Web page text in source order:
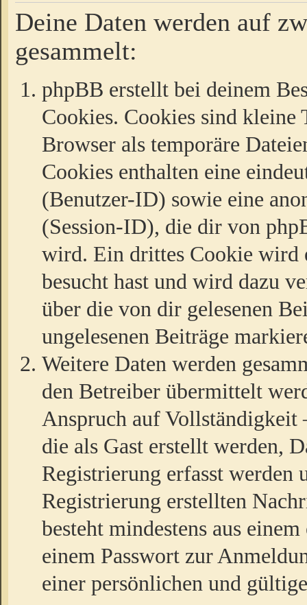
Deine Daten werden auf
gesammelt:
phpBB erstellt bei deinem
Cookies. Cookies sind kleine
Browser als temporäre
Cookies enthalten eine
(Benutzer-ID) sowie eine
(Session-ID), die dir von
wird. Ein drittes Cookie wird
besucht hast und wird dazu
über die von dir gelesenen
ungelesenen Beiträge
Weitere Daten werden
den Betreiber übermittelt
Anspruch auf
die als Gast erstellt werden,
Registrierung erfasst werden
Registrierung erstellten
besteht mindestens aus
einem Passwort zur
einer persönlichen und